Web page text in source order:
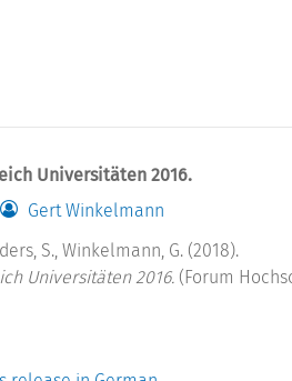
Universitäten 2016.
Gert Winkelmann
S., Winkelmann, G. (2018).
Universitäten 2016. (Forum